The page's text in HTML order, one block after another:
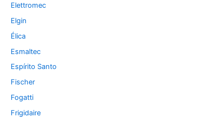
Elettromec
Elgin
Élica
Esmaltec
Espírito Santo
Fischer
Fogatti
Frigidaire